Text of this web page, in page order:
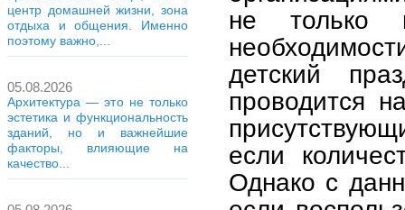
центр домашней жизни, зона
отдыха и общения. Именно
поэтому важно,...
05.08.2026
Архитектура — это не только
эстетика и функциональность
зданий, но и важнейшие
факторы, влияющие на
качество...
не только
детский
проводится
если
Однако с